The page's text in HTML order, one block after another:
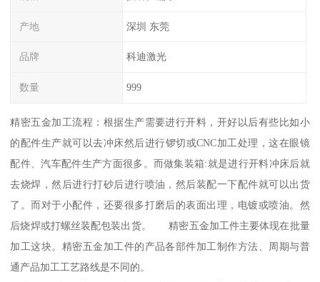
产地 深圳 东莞
品牌 科迪激光
数量 999
精密五金加工流程：根据生产需要进行开料，开好以后有些比如小
的配件生产就可以去冲床然后进行锣切或CNC加工处理，这在眼镜
配件、汽车配件生产方面很多。而做集装箱:就是进行开料冲床后就
去烧焊，然后进行打砂后进行喷油，然后装配一下配件就可以出货
了。而对于小配件，还要很多打磨后的表面出理，电镀或喷油。然
后烧焊或打螺丝装配包装出货。 精密五金加工件主要体现在批量
加工这块。精密五金加工件的产品各部件加工制作方法、周期与普
通产品加工工艺路线是不同的。